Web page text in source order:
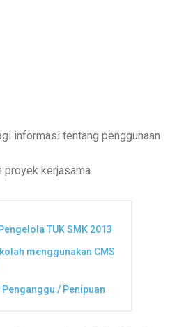
informasi tentang penggunaan
kerjasama
TUK SMK 2013
menggunakan CMS
/ Penipuan